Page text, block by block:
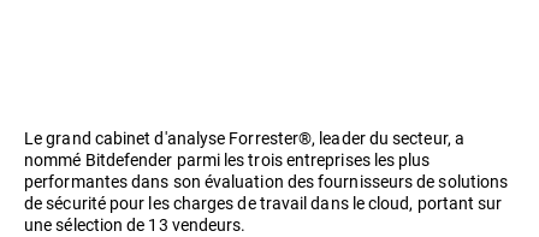
Le grand cabinet d'analyse Forrester®, leader du secteur, a
nommé Bitdefender parmi les trois entreprises les plus
performantes dans son évaluation des fournisseurs de solutions
de sécurité pour les charges de travail dans le cloud, portant sur
une sélection de 13 vendeurs.